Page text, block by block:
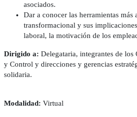
asociados.
Dar a conocer las herramientas más
transformacional y sus
laboral, la motivación de los
Dirigido a: Delegataria, integrantes de
y Control y direcciones y gerencias
solidaria.
Modalidad: Virtual